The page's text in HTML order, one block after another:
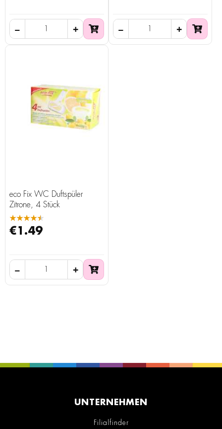
eco Fix WC Duftspüler
Zitrone, 4 Stück
★★★★★
€1.49
UNTERNEHMEN
Filialfinder